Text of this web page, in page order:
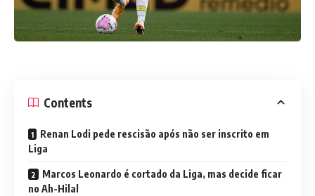
Contents
Renan Lodi pede rescisão após não ser inscrito em
Liga
Marcos Leonardo é cortado da Liga, mas decide ficar
no Ah-Hilal